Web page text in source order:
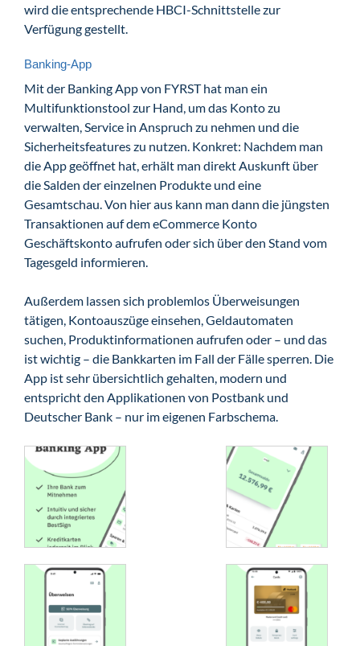
wird die entsprechende HBCI-Schnittstelle zur
Verfügung gestellt.
Banking-App
Mit der Banking App von FYRST hat man ein
Multifunktionstool zur Hand, um das Konto zu
verwalten, Service in Anspruch zu nehmen und die
Sicherheitsfeatures zu nutzen. Konkret: Nachdem man
die App geöffnet hat, erhält man direkt Auskunft über
die Salden der einzelnen Produkte und eine
Gesamtschau. Von hier aus kann man dann die jüngsten
Transaktionen auf dem eCommerce Konto
Geschäftskonto aufrufen oder sich über den Stand vom
Tagesgeld informieren.
Außerdem lassen sich problemlos Überweisungen
tätigen, Kontoauszüge einsehen, Geldautomaten
suchen, Produktinformationen aufrufen oder – und das
ist wichtig – die Bankkarten im Fall der Fälle sperren. Die
App ist sehr übersichtlich gehalten, modern und
entspricht den Applikationen von Postbank und
Deutscher Bank – nur im eigenen Farbschema.